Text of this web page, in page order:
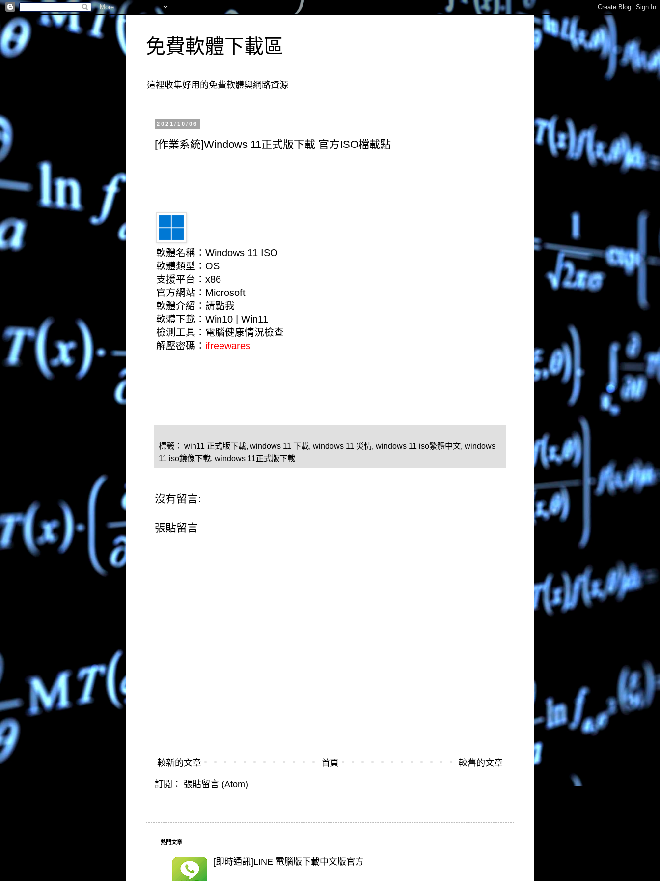
免費軟體下載區
這裡收集好用的免費軟體與網路資源
2021/10/06
[作業系統]Windows 11正式版下載 官方ISO檔載點
軟體名稱：Windows 11 ISO
軟體類型：OS
支援平台：x86
官方網站： Microsoft
軟體介紹： 請點我
軟體下載： Win10
Win11
檢測工具： 電腦健康情況檢查
解壓密碼： ifreewares
標籤： win11 正式版下載, windows 11 下載, windows 11 災情, windows 11 iso繁體中文, windows
11 iso鏡像下載, windows 11正式版下載
沒有留言:
張貼留言
較新的文章 較舊的文章
首頁
訂閱： 張貼留言 (Atom)
熱門文章
[即時通訊]LINE 電腦版下載中文版官方